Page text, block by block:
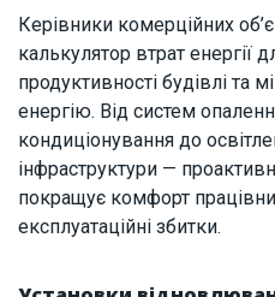
Керівники комерційних
калькулятор втрат енергії
продуктивності будівлі та
енергію. Від систем
кондиціонування до
інфраструктури —
покращує комфорт
експлуатаційні збитки.